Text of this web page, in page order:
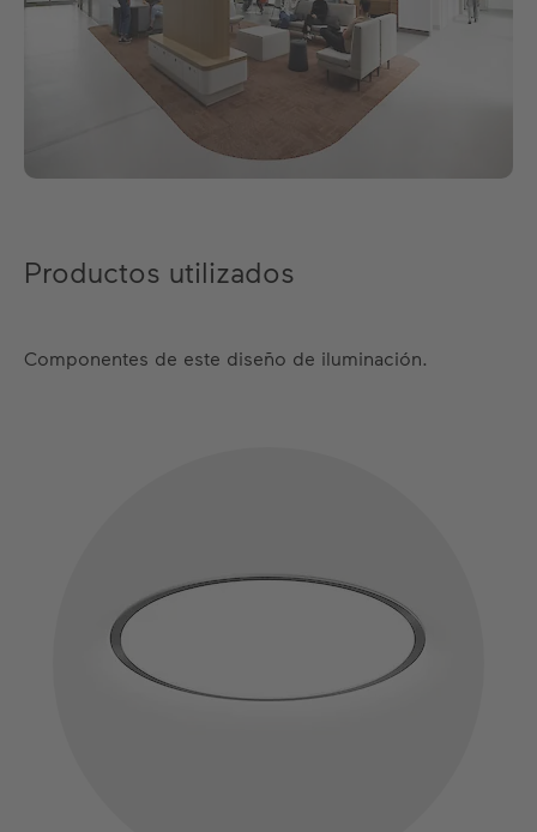
Productos utilizados
Componentes de este diseño de iluminación.